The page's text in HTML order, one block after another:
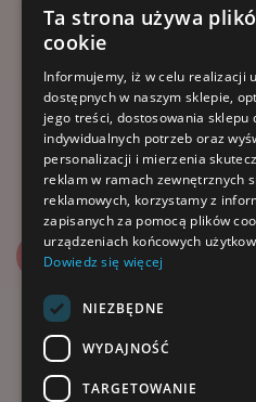
ul.
Kompleks
godziny
9:00 -
10:00 -
Zapisz się na
Ta strona używa
cookie
Informujemy, iż w celu realizacji
dostępnych w naszym sklepie,
jego treści, dostosowania sklepu
indywidualnych potrzeb oraz
personalizacji i mierzenia
reklam w ramach zewnętrznych
reklamowych, korzystamy z
zapisanych za pomocą plików
urządzeniach końcowych
Dowiedz się więcej
NIEZBĘDNE
WYDAJNOŚĆ
TARGETOWANIE